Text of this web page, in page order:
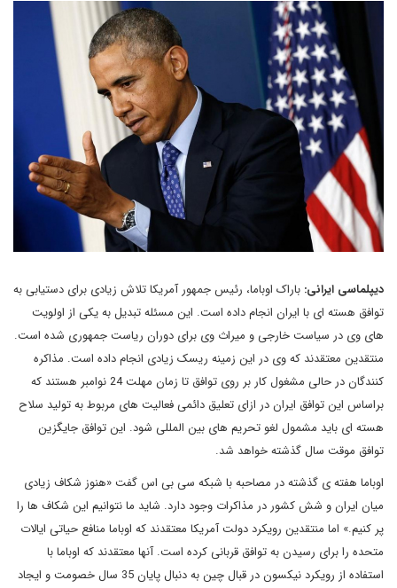
دیپلماسی ایرانی: باراک اوباما، رئیس جمهور آمریکا تلاش زیادی برای دستیابی به
توافق هسته ای با ایران انجام داده است. این مسئله تبدیل به یکی از اولویت
های وی در سیاست خارجی و میراث وی برای دوران ریاست جمهوری شده است.
منتقدین معتقدند که وی در این زمینه ریسک زیادی انجام داده است. مذاکره
کنندگان در حالی مشغول کار بر روی توافق تا زمان مهلت 24 نوامبر هستند که
براساس این توافق ایران در ازای تعلیق دائمی فعالیت های مربوط به تولید سلاح
هسته ای باید مشمول لغو تحریم های بین المللی شود. این توافق جایگزین
توافق موقت سال گذشته خواهد شد.
اوباما هفته ی گذشته در مصاحبه با شبکه سی بی اس گفت «هنوز شکاف زیادی
میان ایران و شش کشور در مذاکرات وجود دارد. شاید ما نتوانیم این شکاف ها را
پر کنیم.» اما منتقدین رویکرد دولت آمریکا معتقدند که اوباما منافع حیاتی ایالات
متحده را برای رسیدن به توافق قربانی کرده است. آنها معتقدند که اوباما با
استفاده از رویکرد نیکسون در قبال چین به دنبال پایان 35 سال خصومت و ایجاد